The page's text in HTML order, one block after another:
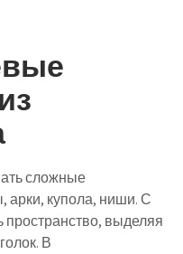
сложные
арки, купола, ниши. С
пространство, выделяя
В